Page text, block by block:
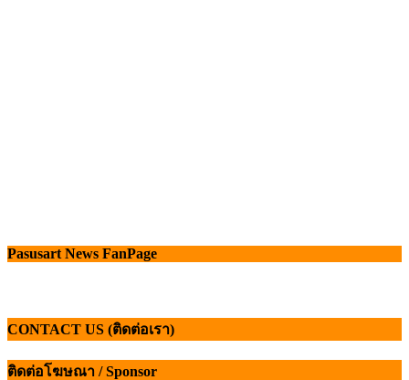
Pasusart News FanPage
CONTACT US (ติดต่อเรา)
ติดต่อโฆษณา / Sponsor